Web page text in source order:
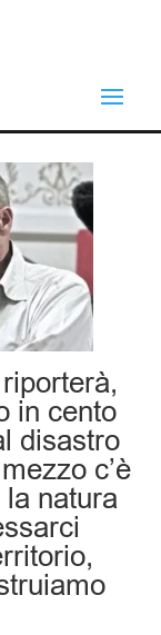
in cento
disastro
c’è
natura